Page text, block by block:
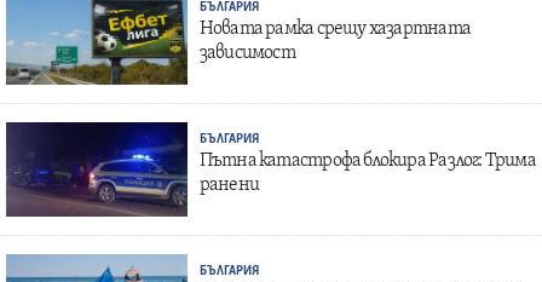
БЪЛГАРИЯ
Новата рамка срещу хазартната
зависимост
БЪЛГАРИЯ
Пътна катастрофа блокира Разлог: Трима
ранени
БЪЛГАРИЯ